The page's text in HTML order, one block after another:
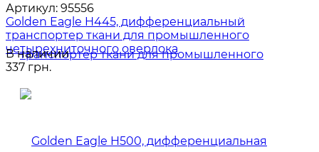
Артикул: 95556
Golden Eagle H445, дифференциальный
транспортер ткани для промышленного
четырехниточного оверлока
В наличии
337 грн.